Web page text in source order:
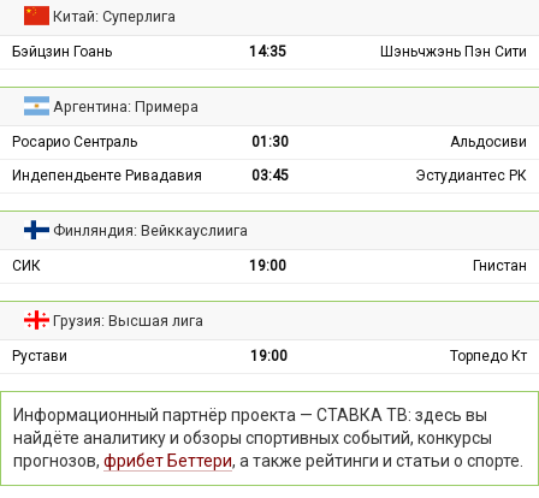
Китай: Суперлига
Бэйцзин Гоань 14:35 Шэньчжэнь Пэн Сити
Аргентина: Примера
Росарио Сентраль 01:30
Альдосиви
Индепендьенте Ривадавия
03:45 Эстудиантес РК
Финляндия: Вейккауслиига
СИК 19:00 Гнистан
Грузия: Высшая лига
Рустави 19:00 Торпедо Кт
Информационный партнёр проекта — СТАВКА ТВ: здесь вы
найдёте аналитику и обзоры спортивных событий, конкурсы
прогнозов, фрибет Беттери, а также рейтинги и статьи о спорте.